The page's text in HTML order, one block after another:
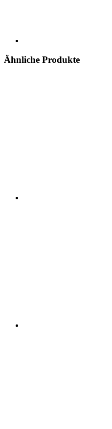
Ähnliche Produkte